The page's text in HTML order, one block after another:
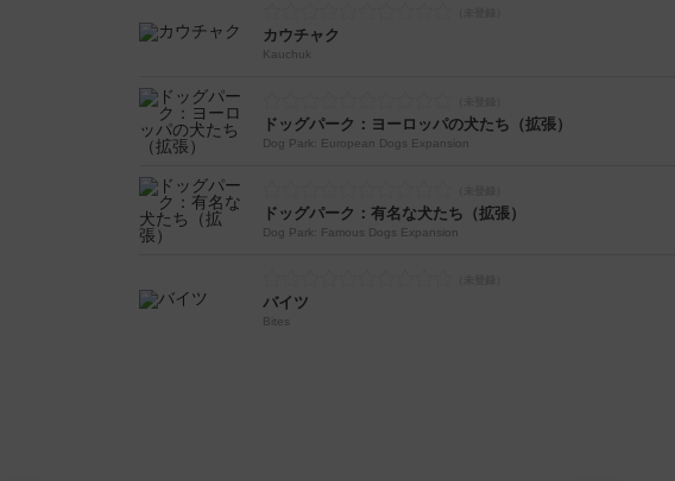
カウチャク
Kauchuk
ドッグパーク：ヨーロッパの犬たち（拡張）
Dog Park: European Dogs Expansion
ドッグパーク：有名な犬たち（拡張）
Dog Park: Famous Dogs Expansion
バイツ
Bites